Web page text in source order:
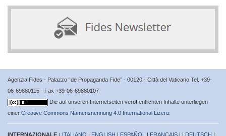
Agenzia Fides - Palazzo “de Propaganda Fide” - 00120 - Città del Vaticano Tel. +39-
06-69880115 - Fax +39-06-69880107
Die auf unseren Internetseiten veröffentlichten Inhalte unterliegen
einer Creative Commons Namensnennung 4.0 International Lizenz
INTERNAZIONALE : ITALIANO | ENGLISH | ESPAÑOL | FRANÇAIS | | DEUTSCH |